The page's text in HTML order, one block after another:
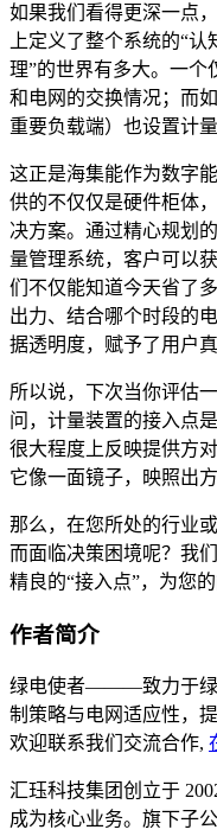
如果我们看得更深一点
上定义了整个系统的“
理”的世界有多大。一个
和电网的交换情况；而
重要负载端）也设置计
这正是海集能作为数字
供的不仅仅是硬件柜体
决方案。通过精心规划
量管理系统，客户可以
们不仅能知道今天省了
出力、结合哪个时段的
据透明度，赋予了用户
所以说，下次当你评估
问，计量装置的接入点
很大程度上反映提供方
它像一面镜子，映照出
那么，在您所处的行业
而面临决策困境呢？我
精良的“接入点”，为您
作者简介
绿电使者———致力于绿
制策略与电网适应性，
欢迎联系我们交流合作,
汇珏科技集团创立于
成为核心业务。旗下子